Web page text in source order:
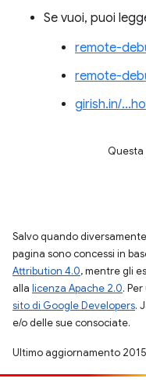
Se vuoi, puoi
remote-
remote-
girish.in/
Questa
Salvo quando
pagina sono concessi in
Attribution 4.0, mentre gli
alla licenza Apache 2.0.
sito di Google Developers.
e/o delle sue consociate.
Ultimo aggiornamento